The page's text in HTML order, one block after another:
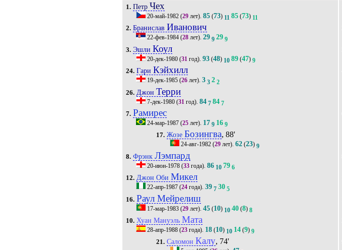
1. Петр Чех
20-май-1982 (29 лет).85 (73) 11 85 (73) 11
2. БраниславИванович
22-фев-1984 (28 лет).29 9 29 9
3. Эшли Коул
20-дек-1980 (31 год).93 (48) 10 89 (47) 9
24. Гари Кэйхилл
19-дек-1985 (26 лет).3 3 2 2
26. ДжонТерри
7-дек-1980 (31 год).84 7 84 7
7. Рамирес
24-мар-1987 (25 лет). 17 9 16 9
17. ЖозеБозингва, 88'
24-авг-1982(29лет). 62(23) 9
8. ФрэнкЛэмпард
20-июн-1978 (33 года).86 10 79 6
12. Джон Оби Микел
22-апр-1987 (24 года).39 7 30 5
16. Раул Мейрелиш
17-мар-1983 (29 лет).45 (10) 10 40 (8) 8
10. Хуан Мануэль Мата
28-апр-1988 (23 года). 18 (10) 10 14 (9) 9
21. СаломонКалу, 74'